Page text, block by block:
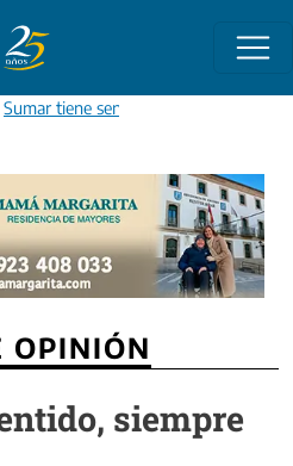
Sumar tiene sentido, siempre lo tuvo
OPINIÓN
siempre